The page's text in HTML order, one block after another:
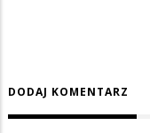
DODAJ KOMENTARZ